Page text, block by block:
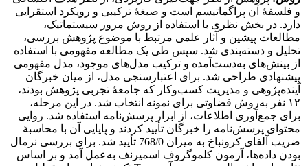
و فلسفۀ آن پراگماتیسم است و صبغۀ ترکیبی و رویکرد استقرایی
دارد. در بخش نظری با استفاده از روش مرور سیستماتیک،
مطالعات پیشین و آثار علمی مرتبط با موضوع پژوهش بررسی،
تحلیل و دسته‌بندی شد. سپس طی یک مطالعه مفهومی با استفاده
از بینش‌های به‌دست‌آمده و ترکیب مدل‌های موجود، مدل مفهومی
پیشنهادی طراحی شد. برای اعتبارسنجی مدل، از میان خبرگان
آینده‌پژوهی و مدیریت کسب‌وکار که جامعۀ تجربی پژوهش بودند،
۱۲ نفر به‌روش قضاوتی برای نمونه انتخاب شد. در این مرحله،
برای جمع‌آوری اطلاعات، از ابزار پرسش‌نامه استفاده شد. روایی
محتوای پرسش‌نامه را خبرگان تأیید کردند و پایایی آن با محاسبۀ
ضریب آلفای کرونباخ به میزان 768/0 تأیید شد. برای بررسی نرمال
بودن داده‌ها، آزمون کلموگروف اسمیرنف به‌عمل آمد و بر اساس